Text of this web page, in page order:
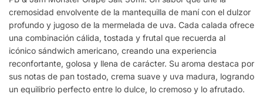
cremosidad envolvente de la mantequilla de maní con el dulzor
profundo y jugoso de la mermelada de uva. Cada calada ofrece
una combinación cálida, tostada y frutal que recuerda al
icónico sándwich americano, creando una experiencia
reconfortante, golosa y llena de carácter. Su aroma destaca por
sus notas de pan tostado, crema suave y uva madura, logrando
un equilibrio perfecto entre lo dulce, lo cremoso y lo afrutado.